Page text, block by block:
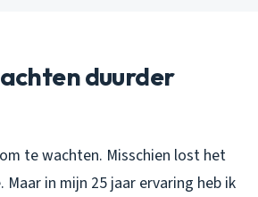
duurder
te wachten. Misschien lost het
Maar in mijn 25 jaar ervaring heb ik